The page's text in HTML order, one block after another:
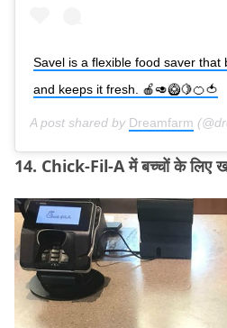
Savel is a flexible food saver that
and keeps it fresh. 🍎🥑🥝🍋🍊🍅
A post shared by Dreamfarm
14. Chick-Fil-A में बच्चों के लिए